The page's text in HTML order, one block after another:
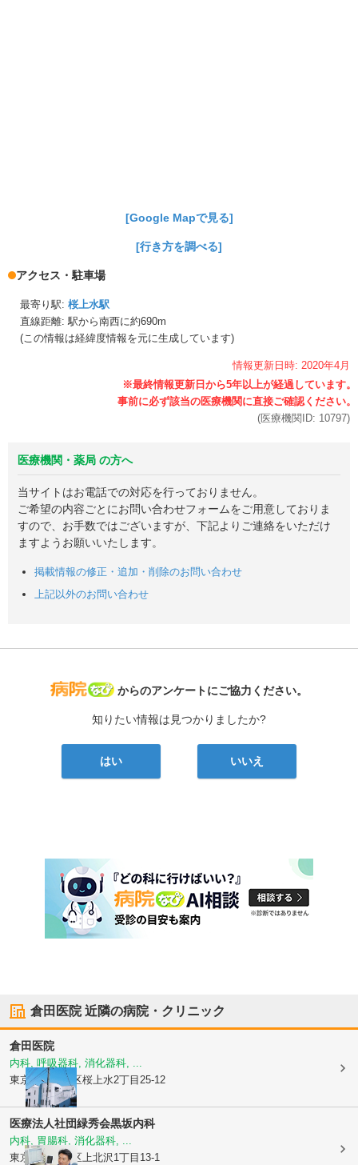
[Google Mapで見る]
[行き方を調べる]
アクセス・駐車場
最寄り駅: 桜上水駅
直線距離: 駅から南西に約690m
(この情報は経緯度情報を元に生成しています)
情報更新日時: 2020年4月
(医療機関ID: 10797)
医療機関・薬局 の方へ
当サイトはお電話での対応を行っておりません。
ご希望の内容ごとにお問い合わせフォームをご用意しておりま
すので、お手数ではございますが、下記よりご連絡をいただけ
ますようお願いいたします。
掲載情報の修正・追加・削除のお問い合わせ
上記以外のお問い合わせ
病院なび
からのアンケートにご協力ください。
知りたい情報は見つかりましたか?
はい いいえ
倉田医院近隣の病院・クリニック
倉田医院
内科, 呼吸器科, 消化器科, ...
東京都世田谷区桜上水2丁目25-12
医療法人社団緑秀会黒坂内科
内科, 胃腸科, 消化器科, ...
東京都世田谷区上北沢1丁目13-1